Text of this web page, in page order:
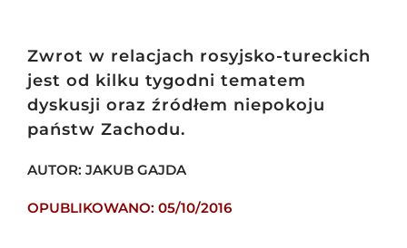
Zwrot w relacjach rosyjsko-tureckich
jest od kilku tygodni tematem
dyskusji oraz źródłem niepokoju
państw Zachodu.
AUTOR: JAKUB GAJDA
OPUBLIKOWANO: 05/10/2016